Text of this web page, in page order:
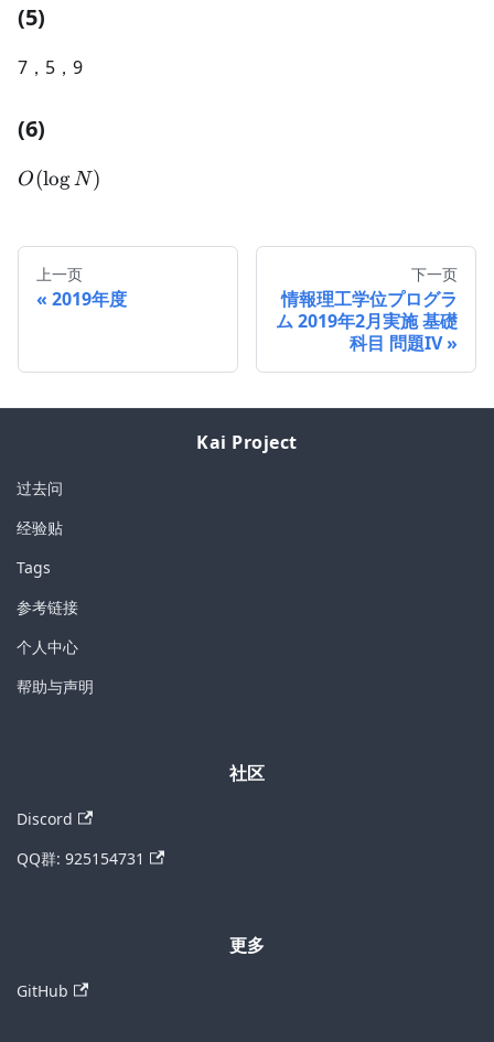
(5)
7，5，9
(6)
O(\log
O(logN)
上一页
2019年度
下一页
情報理工学位プログラ
ム 2019年2月実施 基礎
科目 問題IV
Kai Project
过去问
经验贴
Tags
参考链接
个人中心
帮助与声明
社区
Discord
QQ群: 925154731
更多
GitHub